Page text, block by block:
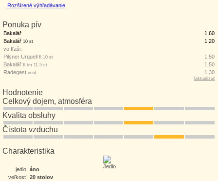
Rozšírené výhľadávanie
Ponuka pív
Bakalář
1,60
Bakalář 10 st
1,20
vo fľaši:
Pilsner Urquell fl 10 st
1,50
Bakalář fl tm 11.5 st
1,50
Radegast neal. 1,30
[aktualizuj]
Hodnotenie
Celkový dojem, atmosféra
Kvalita obsluhy
Čistota vzduchu
Charakteristika
jedlo: áno
veľkosť: 20 stolov